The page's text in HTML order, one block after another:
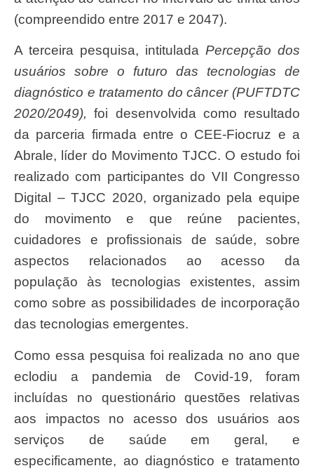
(compreendido entre 2017 e 2047).
A terceira pesquisa, intitulada Percepção dos
usuários sobre o futuro das tecnologias de
diagnóstico e tratamento do câncer (PUFTDTC
2020/2049), foi desenvolvida como resultado
da parceria firmada entre o CEE-Fiocruz e a
Abrale, líder do Movimento TJCC. O estudo foi
realizado com participantes do VII Congresso
Digital – TJCC 2020, organizado pela equipe
do movimento e que reúne pacientes,
cuidadores e profissionais de saúde, sobre
aspectos relacionados ao acesso da
população às tecnologias existentes, assim
como sobre as possibilidades de incorporação
das tecnologias emergentes.
Como essa pesquisa foi realizada no ano que
eclodiu a pandemia de Covid-19, foram
incluídas no questionário questões relativas
aos impactos no acesso dos usuários aos
serviços de saúde em geral, e
especificamente, ao diagnóstico e tratamento